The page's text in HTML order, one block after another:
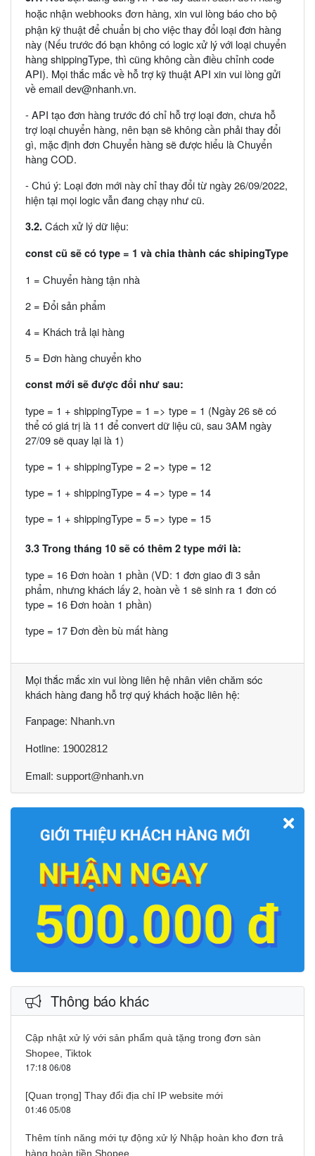
hoặc nhận webhooks đơn hàng, xin vui lòng báo cho bộ
phận kỹ thuật để chuẩn bị cho việc thay đổi loại đơn hàng
này (Nếu trước đó bạn không có logic xử lý với loại chuyển
hàng shippingType, thì cũng không cần điều chỉnh code
API). Mọi thắc mắc về hỗ trợ kỹ thuật API xin vui lòng gửi
về email dev@nhanh.vn.
-API tạo đơn hàng trước đó chỉ hỗ trợ loại đơn, chưa hỗ
trợ loại chuyển hàng, nên bạn sẽ không cần phải thay đổi
gì, mặc định đơn Chuyển hàng sẽ được hiểu là Chuyển
hàngCOD.
- Chú ý: Loại đơn mới này chỉ thay đổi từ ngày 26/09/2022,
hiện tại mọi logic vẫn đang chạy như cũ.
3.2. Cách xử lý dữ liệu:
const cũ sẽ có type = 1 và chia thành các shipingType
1 = Chuyển hàng tận nhà
2 = Đổi sản phẩm
4 = Khách trả lại hàng
5 = Đơn hàng chuyển kho
const mới sẽ được đổi như sau:
type = 1 + shippingType = 1 => type = 1 (Ngày 26 sẽ có
thể có giá trị là 11 để convert dữ liệu cũ, sau 3AM ngày
27/09 sẽ quay lại là 1)
type = 1 + shippingType = 2 => type = 12
type = 1 + shippingType = 4 => type = 14
type = 1 + shippingType = 5 => type = 15
3.3 Trong tháng 10 sẽ có thêm 2 type mới là:
type = 16 Đơn hoàn 1 phần (VD: 1 đơn giao đi 3 sản
phẩm, nhưng khách lấy 2, hoàn về 1 sẽ sinh ra 1 đơn có
type = 16 Đơn hoàn 1 phần)
type = 17 Đơn đền bù mất hàng
Mọi thắc mắc xin vui lòng liên hệ nhân viên chăm sóc
khách hàng đang hỗ trợ quý khách hoặc liên hệ:
Fanpage: Nhanh.vn
Hotline: 19002812
Email: support@nhanh.vn
Thông báo khác
Cập nhật xử lý với sản phẩm quà tặng trong đơn sàn
Shopee, Tiktok
17:18 06/08
[Quan trọng] Thay đổi địa chỉ IP website mới
01:46 05/08
Thêm tính năng mới tự động xử lý Nhập hoàn kho đơn trả
hàng hoàn tiền Shopee